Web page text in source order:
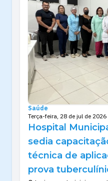
Saúde
Terça-feira, 28 de jul de
Hospital
sedia
técnica de
prova